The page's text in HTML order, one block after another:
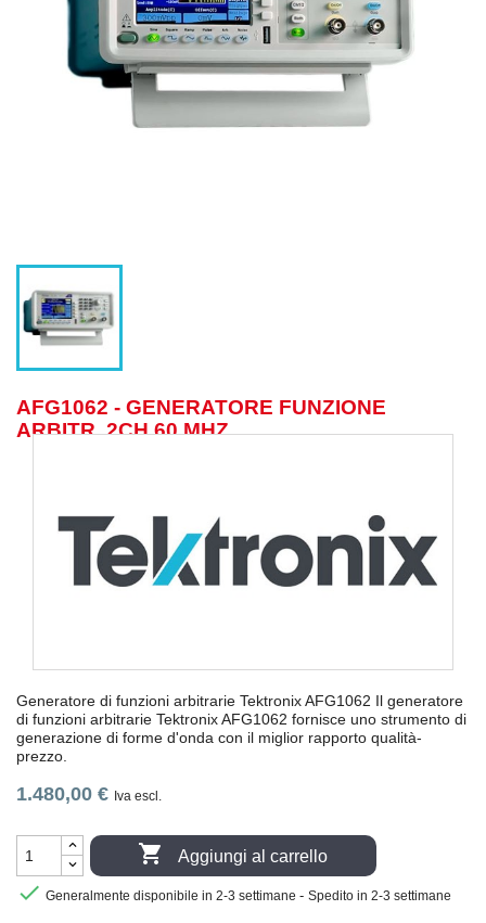
AFG1062 - GENERATORE FUNZIONE
ARBITR. 2CH 60 MHZ
Generatore di funzioni arbitrarie Tektronix AFG1062 Il generatore
di funzioni arbitrarie Tektronix AFG1062 fornisce uno strumento di
generazione di forme d'onda con il miglior rapporto qualità-
prezzo.
1.480,00 € Iva escl.
 Aggiungi al carrello
 Generalmente disponibile in 2-3 settimane - Spedito in 2-3 settimane